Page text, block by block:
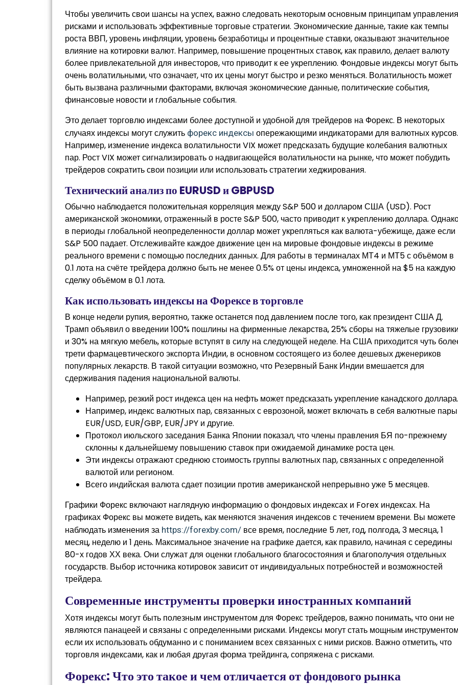
Чтобы увеличить свои шансы на успех, важно следовать некоторым основным принципам управления
рисками и использовать эффективные торговые стратегии. Экономические данные, такие как темпы
роста ВВП, уровень инфляции, уровень безработицы и процентные ставки, оказывают значительное
влияние на котировки валют. Например, повышение процентных ставок, как правило, делает валюту
более привлекательной для инвесторов, что приводит к ее укреплению. Фондовые индексы могут быть
очень волатильными, что означает, что их цены могут быстро и резко меняться. Волатильность может
быть вызвана различными факторами, включая экономические данные, политические события,
финансовые новости и глобальные события.
Это делает торговлю индексами более доступной и удобной для трейдеров на Форекс. В некоторых
случаях индексы могут служить форекс индексы опережающими индикаторами для валютных курсов.
Например, изменение индекса волатильности VIX может предсказать будущие колебания валютных
пар. Рост VIX может сигнализировать о надвигающейся волатильности на рынке, что может побудить
трейдеров сократить свои позиции или использовать стратегии хеджирования.
Технический анализ по EURUSD и GBPUSD
Обычно наблюдается положительная корреляция между S&P 500 и долларом США (USD). Рост
американской экономики, отраженный в росте S&P 500, часто приводит к укреплению доллара.
в периоды глобальной неопределенности доллар может укрепляться как валюта-убежище, даже если
S&P 500 падает. Отслеживайте каждое движение цен на мировые фондовые индексы в режиме
реального времени с помощью последних данных. Для работы в терминалах МТ4 и МТ5 с объёмом в
0.1 лота на счёте трейдера должно быть не менее 0.5% от цены индекса, умноженной на $5 на каждую
сделку объёмом в 0.1 лота.
Как использовать индексы на Форексе в торговле
В конце недели рупия, вероятно, также останется под давлением после того, как президент США Д.
Трамп объявил о введении 100% пошлины на фирменные лекарства, 25% сборы на тяжелые
и 30% на мягкую мебель, которые вступят в силу на следующей неделе. На США приходится чуть
трети фармацевтического экспорта Индии, в основном состоящего из более дешевых дженериков
популярных лекарств. В такой ситуации возможно, что Резервный Банк Индии вмешается для
сдерживания падения национальной валюты.
Например, резкий рост индекса цен на нефть может предсказать укрепление канадского доллара.
Например, индекс валютных пар, связанных с еврозоной, может включать в себя валютные пары
EUR/USD, EUR/GBP, EUR/JPY и другие.
Протокол июльского заседания Банка Японии показал, что члены правления БЯ по-прежнему
склонны к дальнейшему повышению ставок при ожидаемой динамике роста цен.
Эти индексы отражают среднюю стоимость группы валютных пар, связанных с определенной
валютой или регионом.
Всего индийская валюта сдает позиции против американской непрерывно уже 5 месяцев.
Графики Форекс включают наглядную информацию о фондовых индексах и Forex индексах. На
графиках Форекс вы можете видеть, как меняются значения индексов с течением времени. Вы можете
наблюдать изменения за https://forexby.com/ все время, последние 5 лет, год, полгода, 3 месяца, 1
месяц, неделю и 1 день. Максимальное значение на графике дается, как правило, начиная с середины
80-х годов ХХ века. Они служат для оценки глобального благосостояния и благополучия отдельных
государств. Выбор источника котировок зависит от индивидуальных потребностей и возможностей
трейдера.
Современные инструменты проверки иностранных компаний
Хотя индексы могут быть полезным инструментом для Форекс трейдеров, важно понимать, что они не
являются панацеей и связаны с определенными рисками. Индексы могут стать мощным
если их использовать обдуманно и с пониманием всех связанных с ними рисков. Важно отметить, что
торговля индексами, как и любая другая форма трейдинга, сопряжена с рисками.
Форекс: Что это такое и чем отличается от фондового рынка